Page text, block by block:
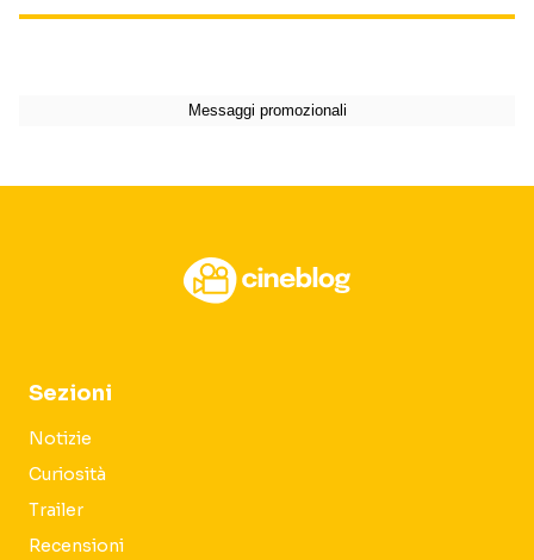
Sezioni
Notizie
Curiosità
Trailer
Recensioni